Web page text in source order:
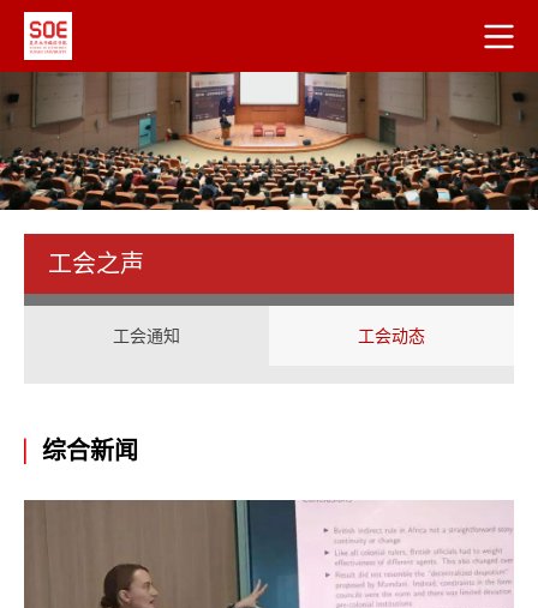
工会之声
工会通知 工会动态
综合新闻